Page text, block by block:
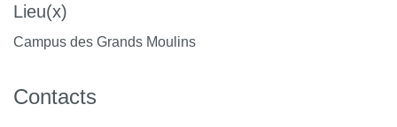
Lieu(x)
Campus des Grands Moulins
Contacts